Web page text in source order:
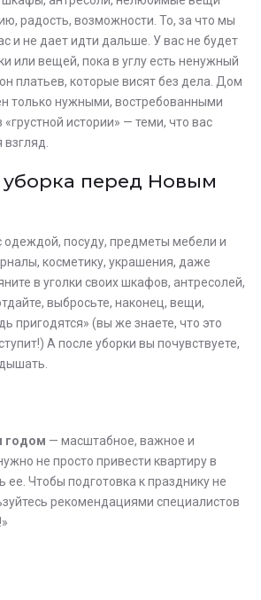
радость, возможности. То, за что мы
и не дает идти дальше. У вас не будет
или вещей, пока в углу есть ненужный
платьев, которые висят без дела. Дом
только нужными, востребованными
истории» — теми, что вас
уборка перед Новым
одеждой, посуду, предметы мебели и
косметику, украшения, даже
в уголки своих шкафов, антресолей,
выбросьте, наконец, вещи,
пригодятся» (вы же знаете, что это
А после уборки вы почувствуете,
годом — масштабное, важное и
не просто привести квартиру в
ее. Чтобы подготовка к празднику не
рекомендациями специалистов